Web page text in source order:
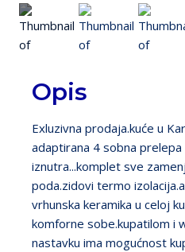
Opis
Exluzivna prodaja.kuće u
adaptirana 4 sobna prelepa
iznutra...komplet sve
poda.zidovi termo
vrhunska keramika u celoj
komforne sobe.kupatilom i
nastavku ima mogućnost